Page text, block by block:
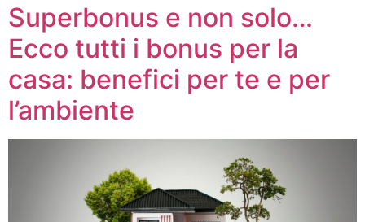
Superbonus e non solo…
Ecco tutti i bonus per la
casa: benefici per te e per
l’ambiente